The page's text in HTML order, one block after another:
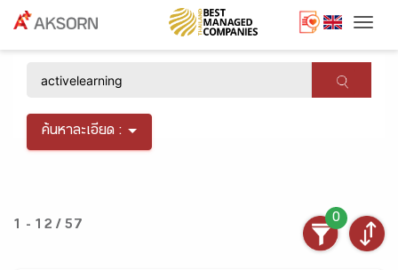
ค้นหาละเอียด :
1 - 12 / 57
0